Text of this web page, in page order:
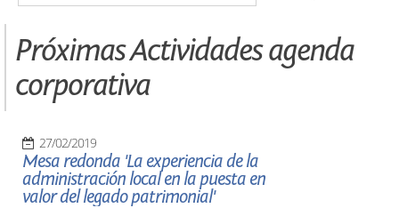
Próximas Actividades agenda
corporativa
27/02/2019
Mesa redonda 'La experiencia de la
administración local en la puesta en
valor del legado patrimonial'